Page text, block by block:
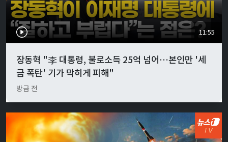
11:55
장동혁 "李 대통령, 불로소득 25억 넘어…본인만 '세
금 폭탄' 기가 막히게 피해"
방금 전